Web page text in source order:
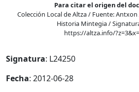
Para citar el origen del
Colección Local de Altza / Fuente:
Historia Mintegia /
https://altza.info/
Signatura: L24250
Fecha: 2012-06-28